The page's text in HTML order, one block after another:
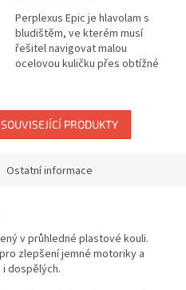
Perplexus Epic je hlavolam s
bludištěm, ve kterém musí
řešitel navigovat malou
ocelovou kuličku přes obtížné
PRODUKTY
Ostatní informace
v průhledné plastové kouli.
zlepšení jemné motoriky a
dospělých.